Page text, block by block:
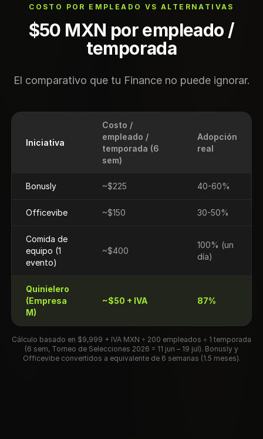
COSTO POR EMPLEADO VS ALTERNATIVAS
$50 MXN por empleado /
temporada
El comparativo que tu Finance no puede ignorar.
Iniciativa
Costo /
empleado /
temporada (6
sem)
Adopción
real
Bonusly ~$225 40-60%
Officevibe ~$150 30-50%
Comida de
equipo (1
evento)
~$400
100% (un
día)
Quinielero
(Empresa
M)
~$50 + IVA 87%
Cálculo basado en $9,999 + IVA MXN ÷ 200 empleados ÷ 1 temporada
(6 sem, Torneo de Selecciones 2026 = 11 jun – 19 jul). Bonusly y
Officevibe convertidos a equivalente de 6 semanas (1.5 meses).